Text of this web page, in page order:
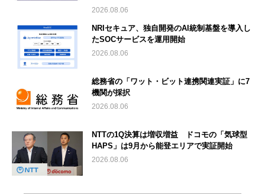
2026.08.06
NRIセキュア、独自開発のAI統制基盤を導入し
たSOCサービスを運用開始
2026.08.06
総務省の「ワット・ビット連携関連実証」に7
機関が採択
2026.08.06
NTTの1Q決算は増収増益 ドコモの「気球型
HAPS」は9月から能登エリアで実証開始
2026.08.06